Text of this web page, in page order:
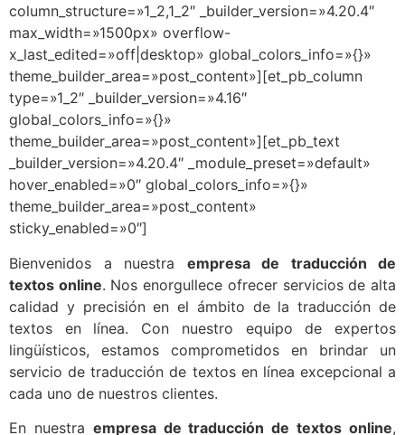
column_structure=»1_2,1_2″ _builder_version=»4.20.4″
max_width=»1500px» overflow-
x_last_edited=»off|desktop» global_colors_info=»{}»
theme_builder_area=»post_content»][et_pb_column
type=»1_2″ _builder_version=»4.16″
global_colors_info=»{}»
theme_builder_area=»post_content»][et_pb_text
_builder_version=»4.20.4″ _module_preset=»default»
hover_enabled=»0″ global_colors_info=»{}»
theme_builder_area=»post_content»
sticky_enabled=»0″]
Bienvenidos a nuestra empresa de traducción de
textos online. Nos enorgullece ofrecer servicios de alta
calidad y precisión en el ámbito de la traducción de
textos en línea. Con nuestro equipo de expertos
lingüísticos, estamos comprometidos en brindar un
servicio de traducción de textos en línea excepcional a
cada uno de nuestros clientes.
En nuestra empresa de traducción de textos online,